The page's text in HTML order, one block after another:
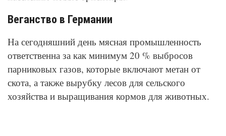
Веганство в Германии
На сегодняшний день мясная промышленность
ответственна за как минимум 20 % выбросов
парниковых газов, которые включают метан от
скота, а также вырубку лесов для сельского
хозяйства и выращивания кормов для животных.